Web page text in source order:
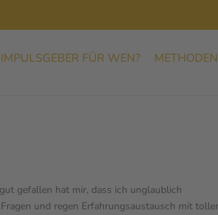
IMPULSGEBER FÜR WEN?
gefallen hat mir, dass ich unglaublich
und regen Erfahrungsaustausch mit